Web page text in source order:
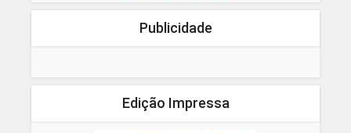
Publicidade
Edição Impressa